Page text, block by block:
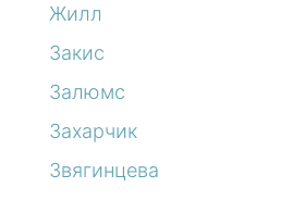
Жилл
Закис
Залюмс
Захарчик
Звягинцева